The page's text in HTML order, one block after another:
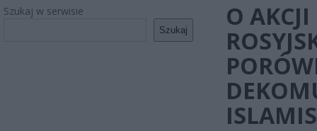
Szukaj w serwisie
Szukaj
O